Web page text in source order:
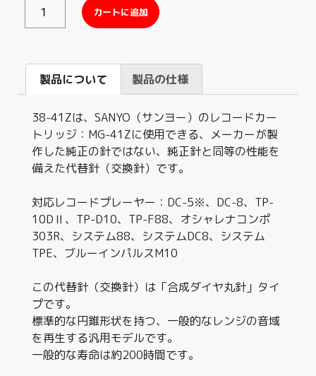
カートに追加
製品について 製品の仕様
38-41Zは、SANYO（サンヨー）のレコードカー
トリッジ：MG-41Zに使用できる、メーカーが製
作した純正の針ではない、純正針と同等の性能を
備えた代替針（交換針）です。
対応レコードプレーヤー：DC-5※、DC-8、TP-
10DⅡ、TP-D10、TP-F88、オシャレナコンポ
303R、システム88、システムDC8、システム
TPE、ブルーインパルスM10
この代替針（交換針）は「合成ダイヤ丸針」タイ
プです。
標準的な円錐形状を持つ、一般的なレンジの音域
を再生する汎用モデルです。
一般的な寿命は約200時間です。